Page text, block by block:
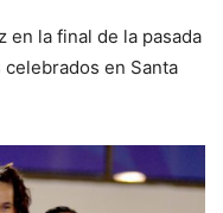
en la final de la pasada
en Santa